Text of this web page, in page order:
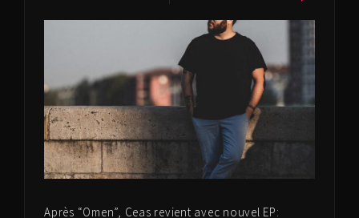
Après “Omen”, Ceas revient avec nouvel EP: